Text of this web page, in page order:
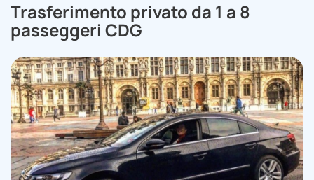
PRENOTA
generali
formula
ritrovo
Trasferimento privato da 1 a 8
passeggeri CDG